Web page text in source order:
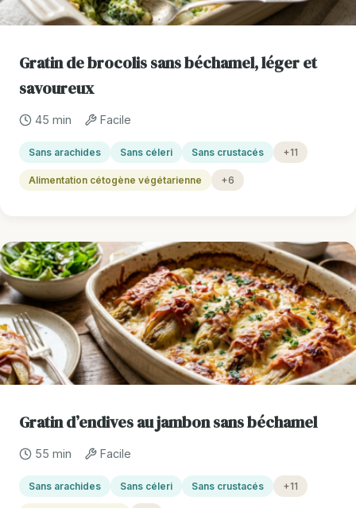
Gratin de brocolis sans béchamel, léger et
savoureux
45 min Facile
Sans arachides Sans céleri Sans crustacés +11
Alimentation cétogène végétarienne +6
Gratin d’endives au jambon sans béchamel
55 min Facile
Sans arachides Sans céleri Sans crustacés +11